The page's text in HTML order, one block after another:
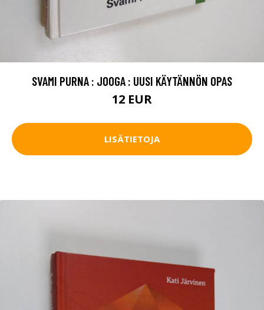
SVAMI PURNA : JOOGA : UUSI KÄYTÄNNÖN OPAS
12 EUR
LISÄTIETOJA